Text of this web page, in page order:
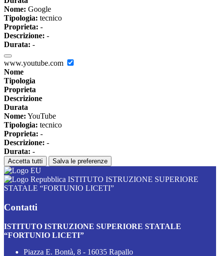
Nome: Google
Tipologia: tecnico
Proprieta: -
Descrizione: -
Durata: -
www.youtube.com
Nome
Tipologia
Proprieta
Descrizione
Durata
Nome: YouTube
Tipologia: tecnico
Proprieta: -
Descrizione: -
Durata: -
Accetta tutti Salva le preferenze
ISTITUTO ISTRUZIONE SUPERIORE
STATALE “FORTUNIO LICETI”
Contatti
ISTITUTO ISTRUZIONE SUPERIORE STATALE
“FORTUNIO LICETI”
Piazza E. Bontà, 8 - 16035 Rapallo